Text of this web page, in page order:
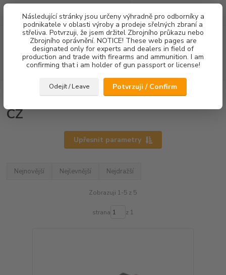
Následující stránky jsou určeny výhradně pro odborníky a
podnikatele v oblasti výroby a prodeje sřelných zbraní a
střeliva. Potvrzuji, že jsem držitel Zbrojního průkazu nebo
Zbrojního oprávnění. NOTICE! These web pages are
designated only for experts and dealers in field of
production and trade with firearms and ammunition. I am
confirming that i am holder of gun passport or license!
Odejít / Leave Potvrzuji / Confirm
Menu
Hledat
za0,00 Kč
CZ
CZ
Upřesnit parametry
Nejnovější Nejlevnější Nejdražší
Zobrazuji 1-5 z 5
strana z 1